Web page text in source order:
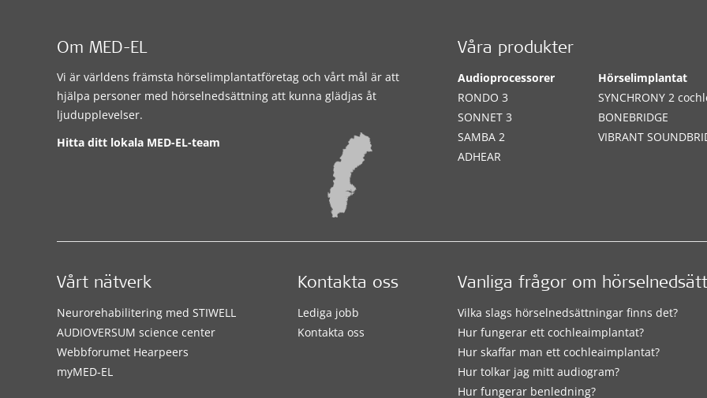
Om MED-EL
Vi är världens främsta hörselimplantatföretag och vårt mål är att
hjälpa personer med hörselnedsättning att kunna glädjas åt
ljudupplevelser.
Hitta ditt lokala MED-EL-team
Våra produkter
Audioprocessorer
RONDO 3
SONNET 3
SAMBA 2
ADHEAR
Hörselimplantat
SYNCHRONY 2
BONEBRIDGE
VIBRANT
Vanliga frågor om
Vilka slags hörselnedsättningar finns det?
Hur fungerar ett cochleaimplantat?
Hur skaffar man ett cochleaimplantat?
Hur tolkar jag mitt audiogram?
Hur fungerar benledning?
Vårt nätverk
Neurorehabilitering med STIWELL
AUDIOVERSUM science center
Webbforumet Hearpeers
myMED‑EL
Kontakta oss
Lediga jobb
Kontakta oss